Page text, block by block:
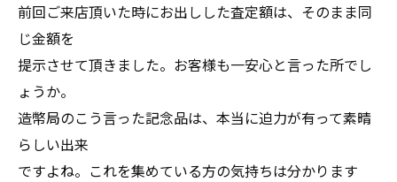
前回ご来店頂いた時にお出しした査定額は、そのまま同
じ金額を
提示させて頂きました。お客様も一安心と言った所でし
ょうか。
造幣局のこう言った記念品は、本当に迫力が有って素晴
らしい出来
ですよね。これを集めている方の気持ちは分かります